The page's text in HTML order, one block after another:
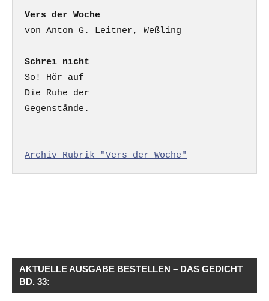
Vers der Woche
Schrei nicht
So! Hör auf
Die Ruhe der
Gegenstände.
Archiv Rubrik "Vers der Woche"
AKTUELLE AUSGABE BESTELLEN – DAS GEDICHT
BD. 33: